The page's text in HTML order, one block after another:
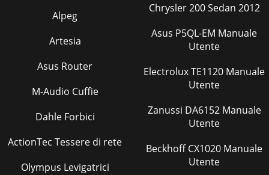
Alpeg
Artesia
Asus Router
M-Audio Cuffie
Dahle Forbici
ActionTec Tessere di rete
Olympus Levigatrici
Chrysler 200 Sedan 2012
Asus P5QL-EM Manuale
Utente
Electrolux TE1120 Manuale
Utente
Zanussi DA6152 Manuale
Utente
Beckhoff CX1020 Manuale
Utente